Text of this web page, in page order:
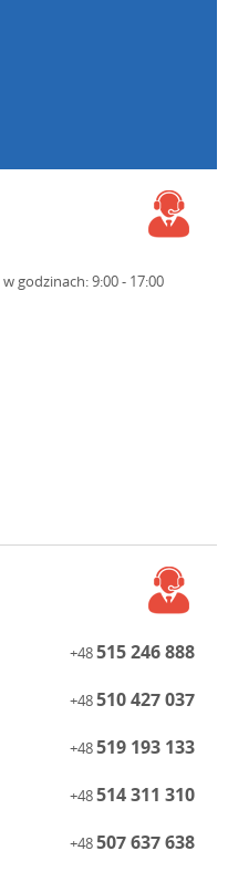
w godzinach: 9:00 - 17:00
+48515 246 888
+48510 427 037
+48519 193 133
+48514 311 310
+48507 637 638